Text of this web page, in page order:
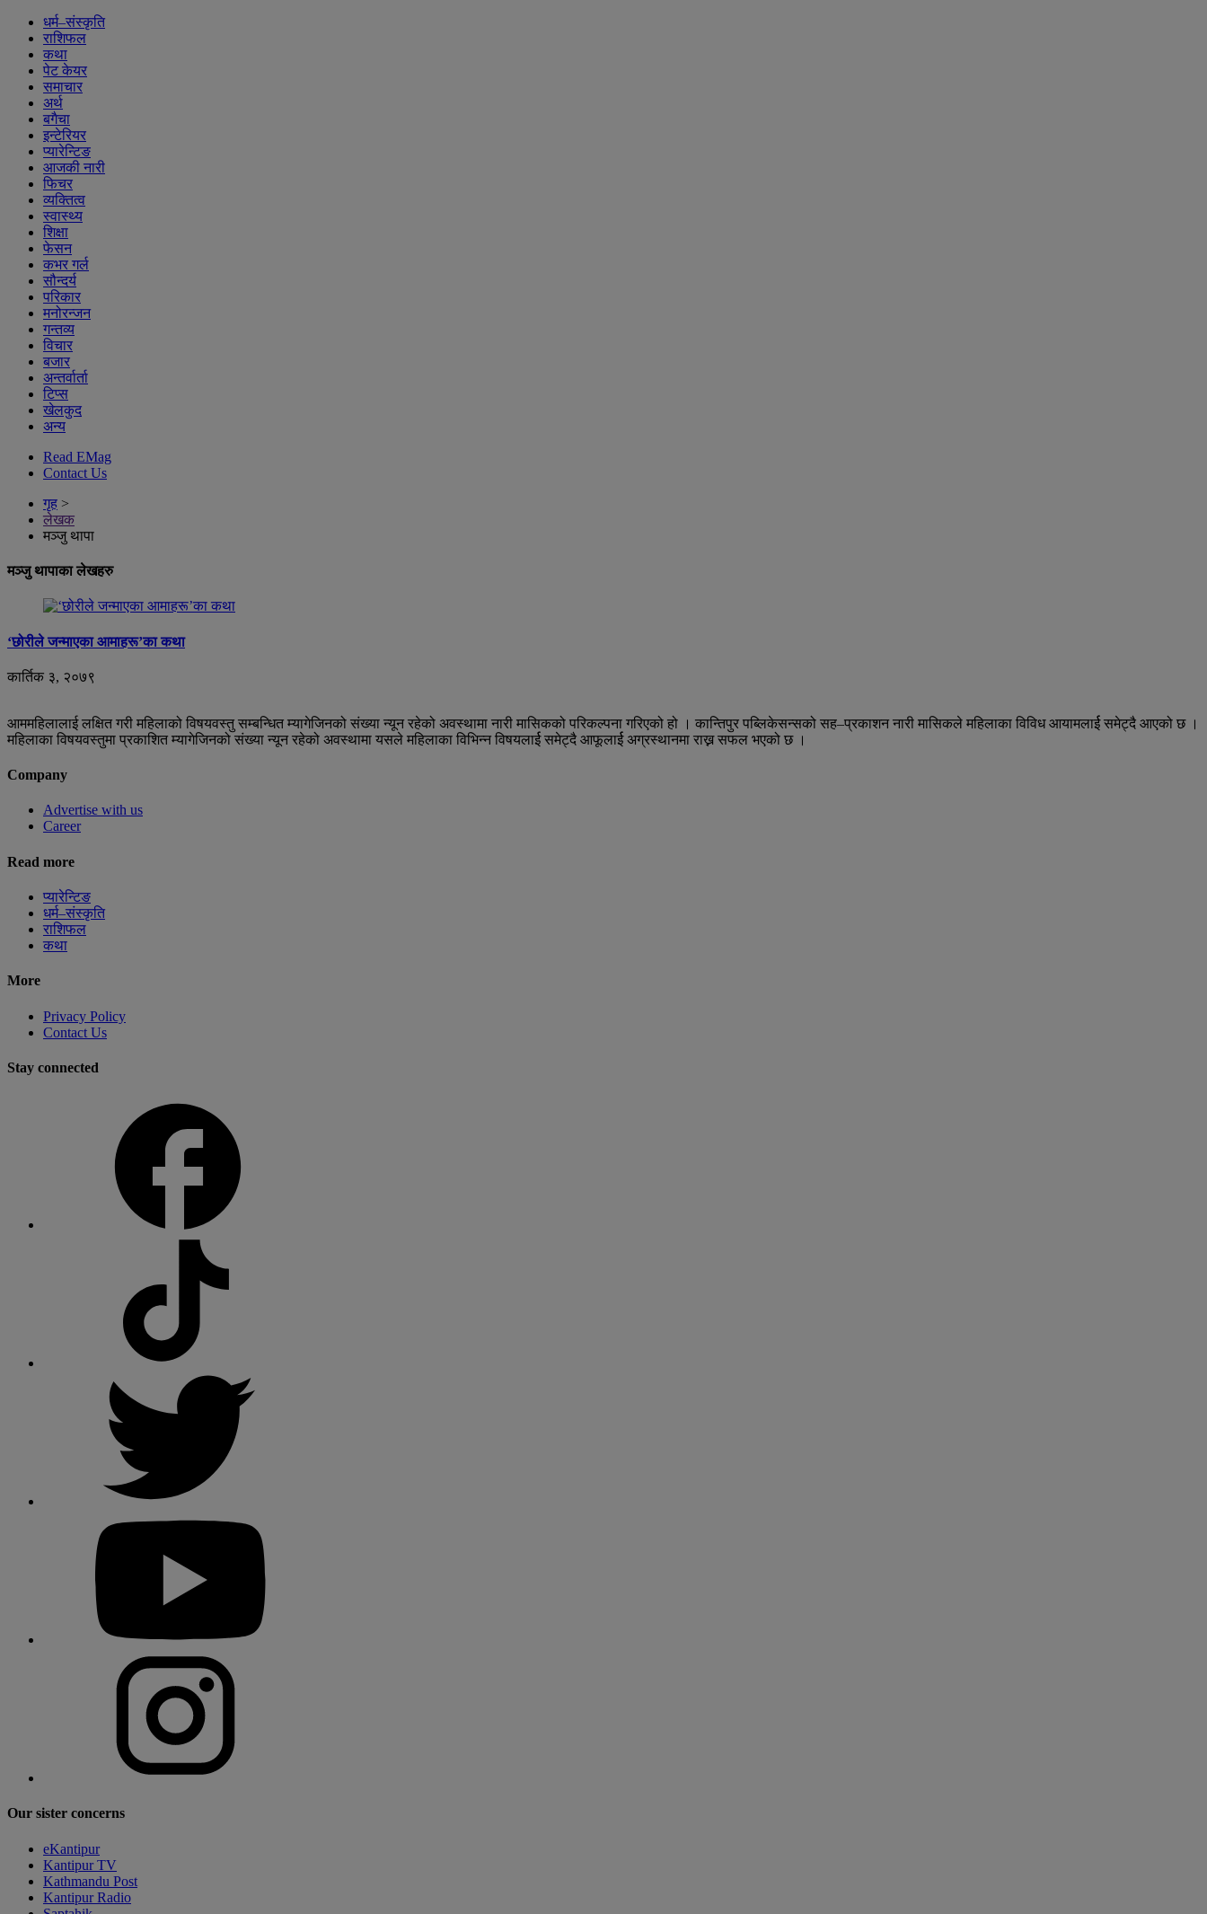
धर्म–संस्कृति
राशिफल
कथा
पेट केयर
समाचार
अर्थ
बगैचा
इन्टेरियर
प्यारेन्टिङ
आजकी नारी
फिचर
व्यक्तित्व
स्वास्थ्य
शिक्षा
फेसन
कभर गर्ल
सौन्दर्य
परिकार
मनोरन्जन
गन्तव्य
विचार
बजार
अन्तर्वार्ता
टिप्स
खेलकुद
अन्य
Read EMag
Contact Us
गृह >
लेखक
मञ्जु थापा
मञ्जु थापाका लेखहरु
‘छोरीले जन्माएका आमाहरू’का कथा
कार्तिक ३, २०७९
आममहिलालाई लक्षित गरी महिलाको विषयवस्तु सम्बन्धित म्यागेजिनको संख्या न्यून रहेको अवस्थामा नारी मासिकको परिकल्पना गरिएको हो । कान्तिपुर पब्लिकेसन्सको सह–प्रकाशन नारी मासिकले महिलाका विविध आयामलार्ई समेट्दै आएको छ ।
महिलाका विषयवस्तुमा प्रकाशित म्यागेजिनको संख्या न्यून रहेको अवस्थामा यसले महिलाका विभिन्न विषयलार्ई समेट्दै आफूलार्ई अग्रस्थानमा राख्न सफल भएको छ ।
Company
Advertise with us
Career
Read more
प्यारेन्टिङ
धर्म–संस्कृति
राशिफल
कथा
More
Privacy Policy
Contact Us
Stay connected
Our sister concerns
eKantipur
Kantipur TV
Kathmandu Post
Kantipur Radio